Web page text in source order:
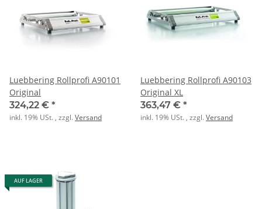
Luebbering Rollprofi A90101
Original
324,22 € *
inkl. 19% USt. , zzgl.Versand
Luebbering Rollprofi A90103
Original XL
363,47 € *
inkl. 19% USt. , zzgl.Versand
AUF LAGER